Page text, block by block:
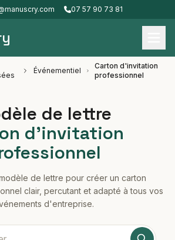
07 57 90 73 81
Événementiel
Carton d'invitation
professionnel
de lettre
d'invitation
de lettre pour créer un carton
clair, percutant et adapté à tous vos
d'entreprise.